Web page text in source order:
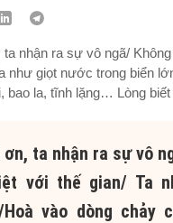
ta nhận ra sự vô ngã/
như giọt nước trong biển
bao la, tĩnh lặng… Lòng
ta nhận ra sự vô
với thế gian/ Ta
vào dòng chảy